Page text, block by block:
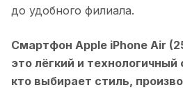
до удобного филиала.
Смартфон Apple iPhone Air
это лёгкий и
кто выбирает стиль,